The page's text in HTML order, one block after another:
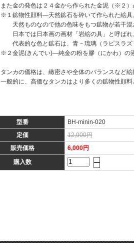
また金の発色は２４金から作られた金泥（※２）
※１鉱物性顔料―天然鉱石を砕いて作られた絵具
天然ものなので他の色味をもつ鉱物が若干混
日本では日本画の画材「岩絵の具」と呼ばれ
代表的な色と鉱石は、青－琉璃（ラピスラズ
※２金泥(きんでい)―純金の粉を膠（にかわ）の
タンカの価格は、緻密さや全体のバランスなど
一般的に、高価なタンカはより多くの鉱物性顔
型番
BH-minin-020
定価
12,000円
販売価格
6,000円
購入数